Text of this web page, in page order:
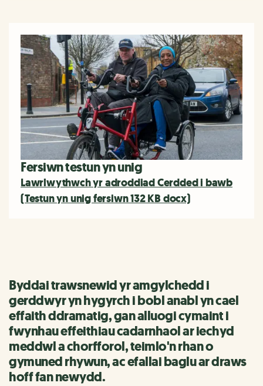
Fersiwn testun yn unig
Lawrlwythwch yr adroddiad Cerdded i bawb
(Testun yn unig fersiwn 132 KB docx)
Byddai trawsnewid yr amgylchedd i
gerddwyr yn hygyrch i bobl anabl yn cael
effaith ddramatig, gan alluogi cymaint i
fwynhau effeithiau cadarnhaol ar iechyd
meddwl a chorfforol, teimlo'n rhan o
gymuned rhywun, ac efallai baglu ar draws
hoff fan newydd.